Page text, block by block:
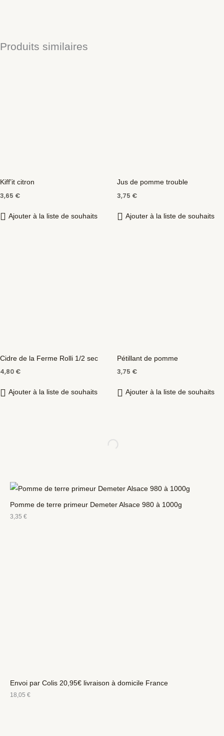
Pomme de terre primeur Demeter Alsace 980 à 1000g
3,35 €
Envoi par Colis 20,95€ livraison à domicile France
18,05 €
Produits similaires
Kiff’it citron
3,65 €
Ajouter à la liste de souhaits
Jus de pomme trouble
3,75 €
Ajouter à la liste de souhaits
Cidre de la Ferme Rolli 1/2 sec
4,80 €
Ajouter à la liste de souhaits
Pétillant de pomme
3,75 €
Ajouter à la liste de souhaits